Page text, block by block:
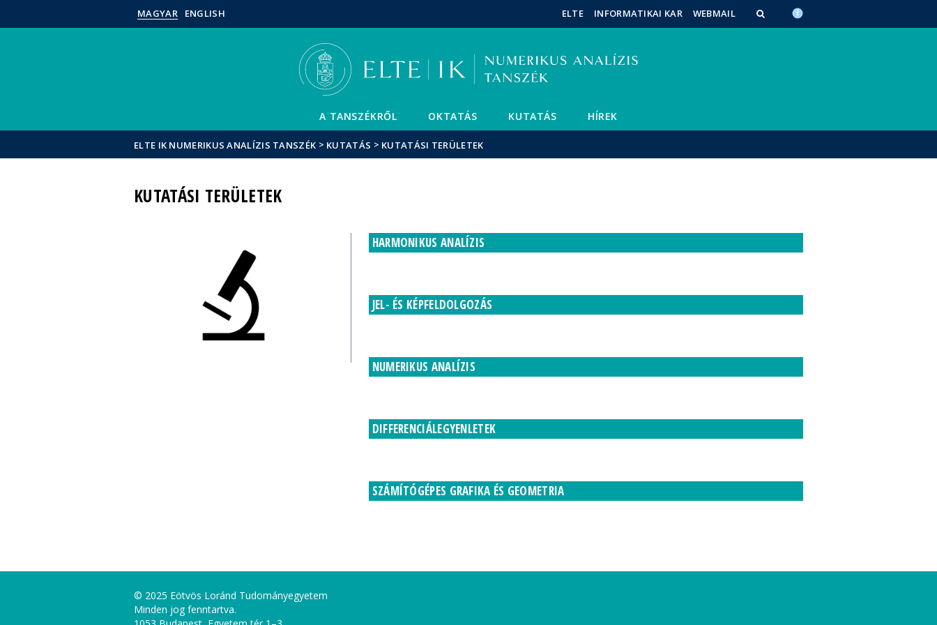
MAGYAR ENGLISH ELTE INFORMATIKAI KAR WEBMAIL
A TANSZÉKRŐL OKTATÁS KUTATÁS HÍREK
ELTE IK NUMERIKUS ANALÍZIS TANSZÉK > KUTATÁS > KUTATÁSI TERÜLETEK
KUTATÁSI TERÜLETEK
HARMONIKUS ANALÍZIS
JEL- ÉS KÉPFELDOLGOZÁS
NUMERIKUS ANALÍZIS
DIFFERENCIÁLEGYENLETEK
SZÁMÍTÓGÉPES GRAFIKA ÉS GEOMETRIA
© 2025 Eötvös Loránd Tudományegyetem
Minden jog fenntartva.